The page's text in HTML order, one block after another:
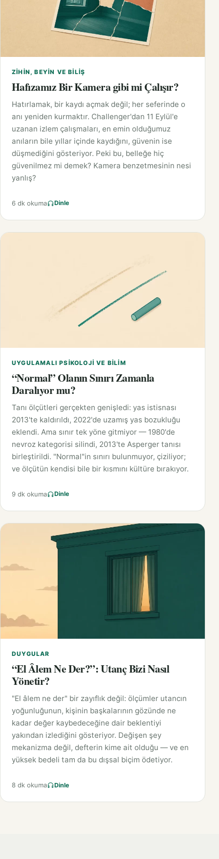
ZIHIN, BEYIN VE BILIŞ
Hafızamız Bir Kamera gibi mi Çalışır?
Hatırlamak, bir kaydı açmak değil; her seferinde o
anı yeniden kurmaktır. Challenger'dan 11 Eylül'e
uzanan izlem çalışmaları, en emin olduğumuz
anıların bile yıllar içinde kaydığını, güvenin ise
düşmediğini gösteriyor. Peki bu, belleğe hiç
güvenilmez mi demek? Kamera benzetmesinin nesi
yanlış?
6 dk okuma Dinle
UYGULAMALI PSIKOLOJI VE BILIM
“Normal” Olanın Sınırı Zamanla
Daralıyor mu?
Tanı ölçütleri gerçekten genişledi: yas istisnası
2013'te kaldırıldı, 2022'de uzamış yas bozukluğu
eklendi. Ama sınır tek yöne gitmiyor — 1980'de
nevroz kategorisi silindi, 2013'te Asperger tanısı
birleştirildi. "Normal"in sınırı bulunmuyor, çiziliyor;
ve ölçütün kendisi bile bir kısmını kültüre bırakıyor.
9 dk okuma Dinle
DUYGULAR
“El Âlem Ne Der?”: Utanç Bizi Nasıl
Yönetir?
"El âlem ne der" bir zayıflık değil: ölçümler utancın
yoğunluğunun, kişinin başkalarının gözünde ne
kadar değer kaybedeceğine dair beklentiyi
yakından izlediğini gösteriyor. Değişen şey
mekanizma değil, defterin kime ait olduğu — ve en
yüksek bedeli tam da bu dışsal biçim ödetiyor.
8 dk okuma Dinle